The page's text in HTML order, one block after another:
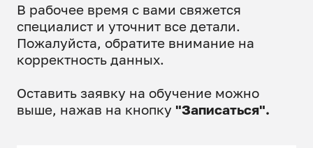
В рабочее время с вами свяжется
специалист и уточнит все детали.
Пожалуйста, обратите внимание на
корректность данных.
Оставить заявку на обучение можно
выше, нажав на кнопку "Записаться".